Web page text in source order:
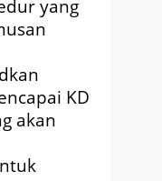
yang
KD
akan